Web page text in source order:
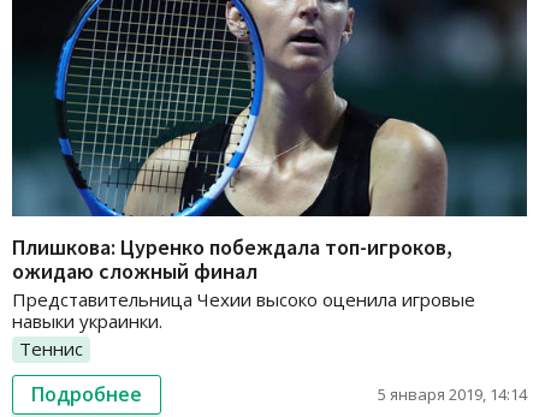
Плишкова: Цуренко побеждала топ-игроков,
ожидаю сложный финал
Представительница Чехии высоко оценила игровые
навыки украинки.
Теннис
Подробнее 5 января 2019, 14:14